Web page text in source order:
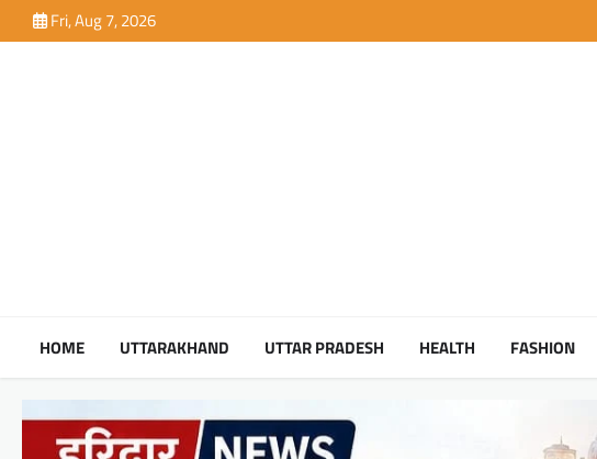
to
Fri, Aug 7, 2026
HOME UTTARAKHAND UTTAR PRADESH HEALTH FASHION